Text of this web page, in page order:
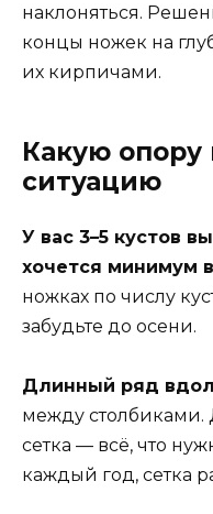
наклоняться.
концы ножек на
их кирпичами.
Какую опору
ситуацию
У вас 3–5 кустов
хочется минимум
ножках по числу
забудьте до осени.
Длинный ряд
между столбиками.
сетка — всё, что
каждый год, сетка